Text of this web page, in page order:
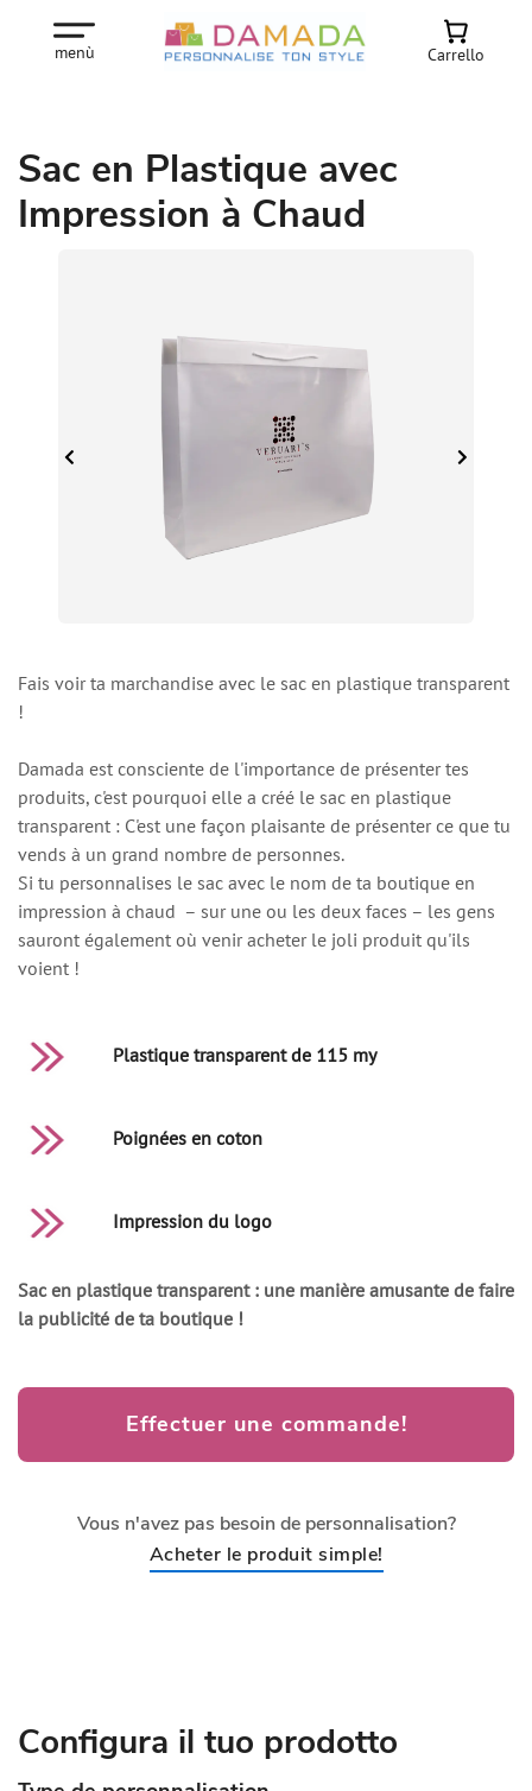
menù Carrello
Sac en Plastique avec
Impression à Chaud
Fais voir ta marchandise avec le sac en plastique transparent
!
Damada est consciente de l'importance de présenter tes
produits, c'est pourquoi elle a créé le sac en plastique
transparent : C'est une façon plaisante de présenter ce que tu
vends à un grand nombre de personnes.
Si tu personnalises le sac avec le nom de ta boutique en
impression à chaud – sur une ou les deux faces – les gens
sauront également où venir acheter le joli produit qu'ils
voient !
Plastique transparent de 115 my
Poignées en coton
Impression du logo
Sac en plastique transparent : une manière amusante de faire
la publicité de ta boutique !
Effectuer une commande!
Vous n'avez pas besoin de personnalisation?
Acheter le produit simple!
Configura il tuo prodotto